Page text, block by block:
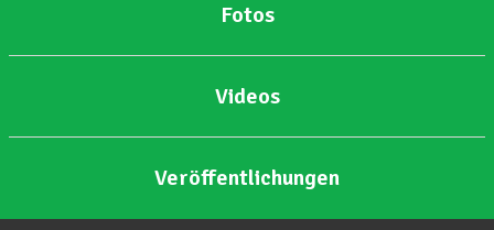
Fotos
Videos
Veröffentlichungen